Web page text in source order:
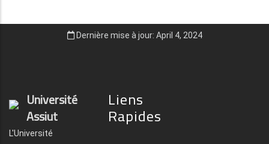
Dernière mise à jour: April 4, 2024
Université
Assiut
L'Université
Liens
Rapides